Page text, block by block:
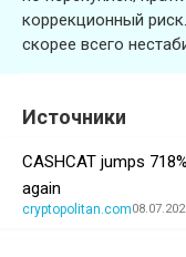
коррекционный
скорее всего
Источники
CASHCAT jumps
again
cryptopolitan.com